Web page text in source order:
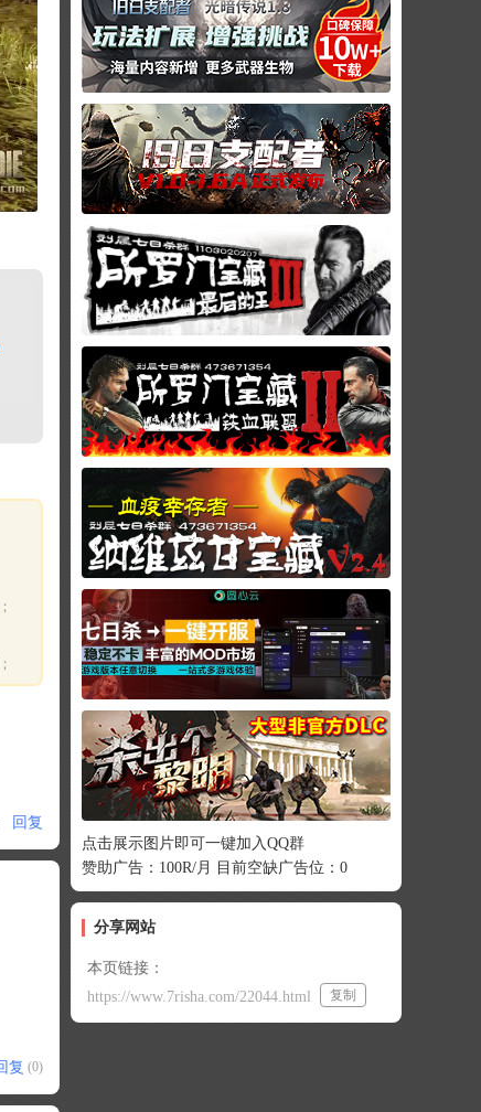
回复
复 (0)
点击展示图片即可一键加入QQ群
赞助广告：100R/月 目前空缺广告位：0
分享网站
本页链接：
https://www.7risha.com/22044.html
复制